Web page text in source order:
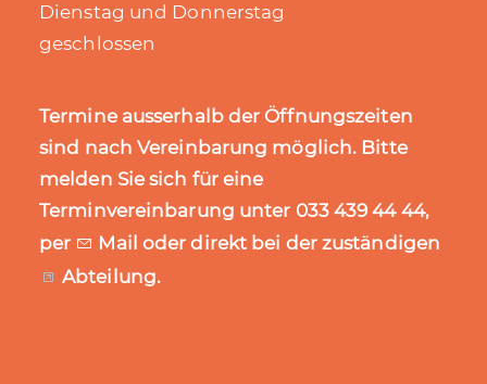
Dienstag und Donnerstag
geschlossen
Termine ausserhalb der Öffnungszeiten
sind nach Vereinbarung möglich. Bitte
melden Sie sich für eine
Terminvereinbarung unter 033 439 44 44,
per
Mail oder direkt bei der zuständigen
Abteilung.